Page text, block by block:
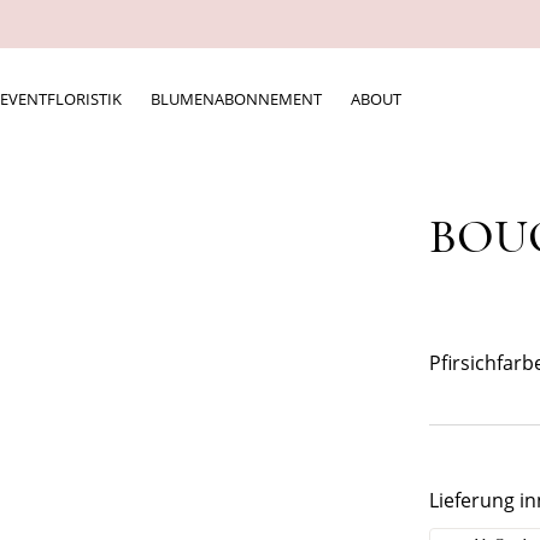
EVENTFLORISTIK BLUMENABONNEMENT ABOUT
Lieferung